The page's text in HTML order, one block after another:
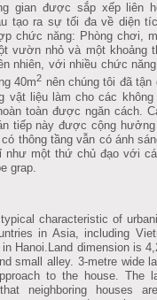
gian được sắp xếp liên
tạo ra sự tối đa về diện
chức năng: Phòng chơi,
vườn nhỏ và một khoảng
nhiên, với nhiều chức
40m2 nên chúng tôi đã tận
vật liệu làm cho các không
toàn được ngăn cách.
tiếp này được cộng hưởng
thông tầng vẫn có ánh
như một thứ chủ đạo với
grap.
characteristic of
in Asia, including
Hanoi.Land dimension is
small alley. 3-metre wide
to the house. The
neighboring houses